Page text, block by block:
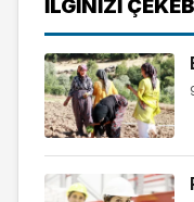
İLGINIZI